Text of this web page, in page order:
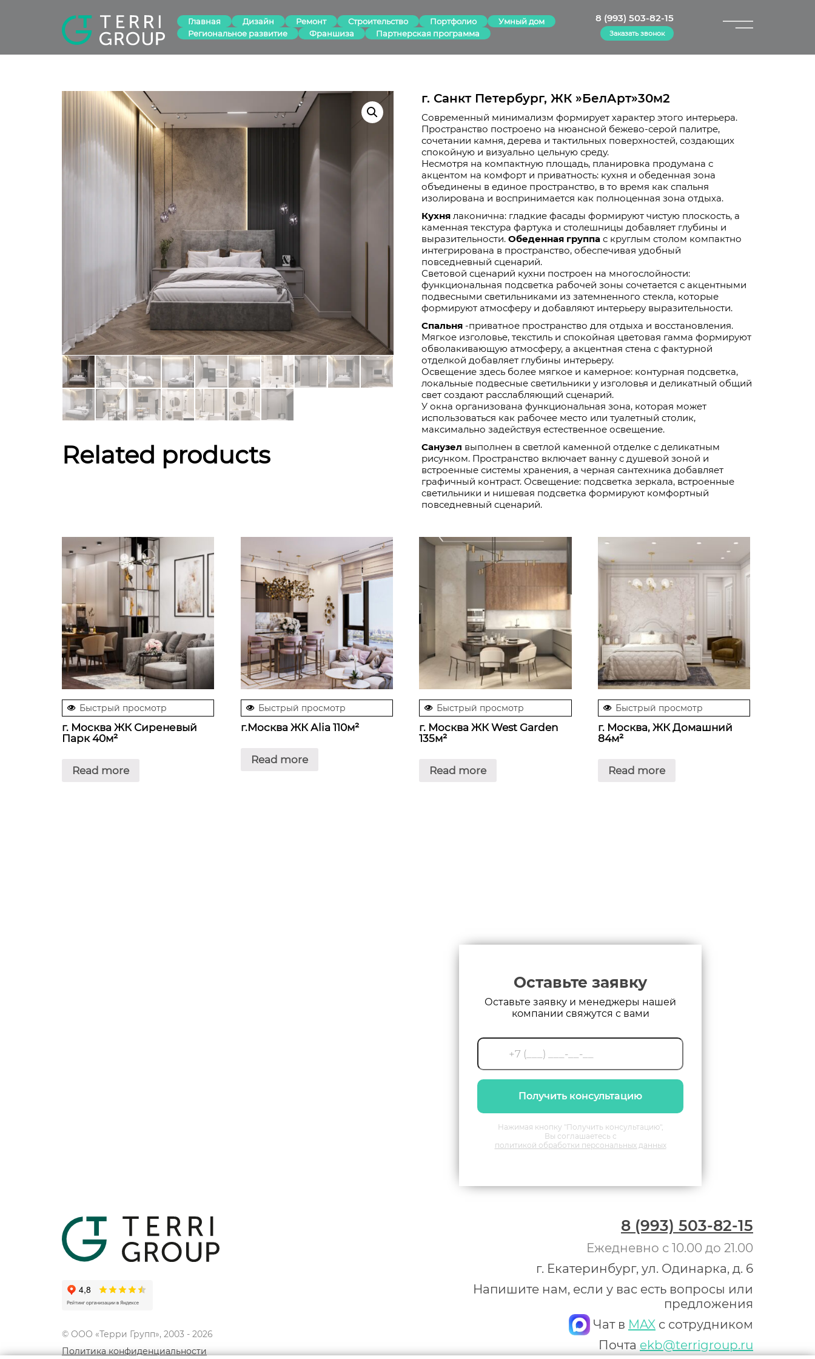
×
Главная Дизайн Ремонт Строительство Портфолио
Умный дом
Региональное развитие
Франшиза Партнерская программа
8 (993) 503-82-15
Заказать звонок
г. Санкт Петербург, ЖК »БелАрт»30м2
Современный минимализм формирует характер этого интерьера.
Пространство построено на нюансной бежево-серой палитре,
сочетании камня, дерева и тактильных поверхностей, создающих
спокойную и визуально цельную среду.
Несмотря на компактную площадь, планировка продумана с
акцентом на комфорт и приватность: кухня и обеденная зона
объединены в единое пространство, в то время как спальня
изолирована и воспринимается как полноценная зона отдыха.
Кухнялаконична: гладкие фасады формируют чистую плоскость, а
каменная текстура фартука и столешницы добавляет глубины и
выразительности. Обеденная группас круглым столом компактно
интегрирована в пространство, обеспечивая удобный
повседневный сценарий.
Световой сценарий кухни построен на многослойности:
функциональная подсветка рабочей зоны сочетается с акцентными
подвесными светильниками из затемненного стекла, которые
формируют атмосферу и добавляют интерьеру выразительности.
Спальня -приватное пространство для отдыха и восстановления.
Мягкое изголовье, текстиль и спокойная цветовая гамма формируют
обволакивающую атмосферу, а акцентная стена с фактурной
отделкой добавляет глубины интерьеру.
Освещение здесь более мягкое и камерное: контурная подсветка,
локальные подвесные светильники у изголовья и деликатный общий
свет создают расслабляющий сценарий.
У окна организована функциональная зона, которая может
использоваться как рабочее место или туалетный столик,
максимально задействуя естественное освещение.
Санузел выполнен в светлой каменной отделке с деликатным
рисунком. Пространство включает ванну с душевой зоной и
встроенные системы хранения, а черная сантехника добавляет
графичный контраст. Освещение: подсветка зеркала, встроенные
светильники и нишевая подсветка формируют комфортный
повседневный сценарий.
Related products
Быстрый просмотр
г. Москва ЖК Сиреневый
Парк 40м²
Read more
Быстрый просмотр
г.Москва ЖК Аlia 110м²
Read more
Быстрый просмотр
г. Москва ЖК West Garden
135м²
Read more
Быстрый просмотр
г. Москва, ЖК Домашний
84м²
Read more
Оставьте заявку
Оставьте заявку и менеджеры нашей
компании свяжутся с вами
Получить консультацию
Нажимая кнопку "Получить консультацию",
Вы соглашаетесь с
политикой обработки персональных данных
© ООО «Терри Групп», 2003 - 2026
Политика конфиденциальности
8 (993) 503-82-15
Ежедневно с 10.00 до 21.00
г. Екатеринбург, ул. Одинарка, д. 6
Напишите нам, если у вас есть вопросы или
предложения
Чат в MAX с сотрудником
Почта ekb@terrigroup.ru